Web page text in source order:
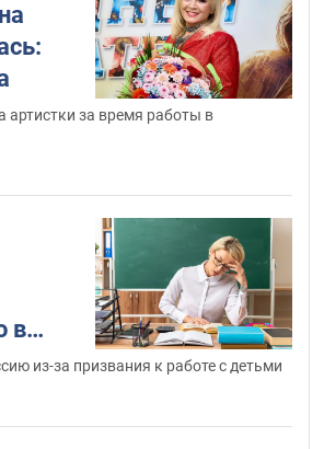
за время работы в
в
из-за призвания к работе с детьми